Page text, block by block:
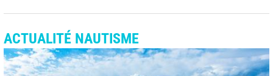
ACTUALITÉ NAUTISME